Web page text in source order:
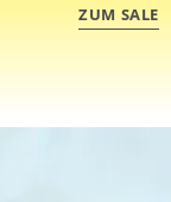
ZUM SALE